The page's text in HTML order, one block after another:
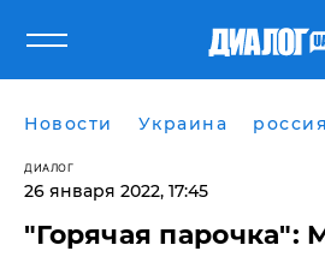
Новости Украина россия
ДИАЛОГ
26 января 2022, 17:45
"Горячая парочка":